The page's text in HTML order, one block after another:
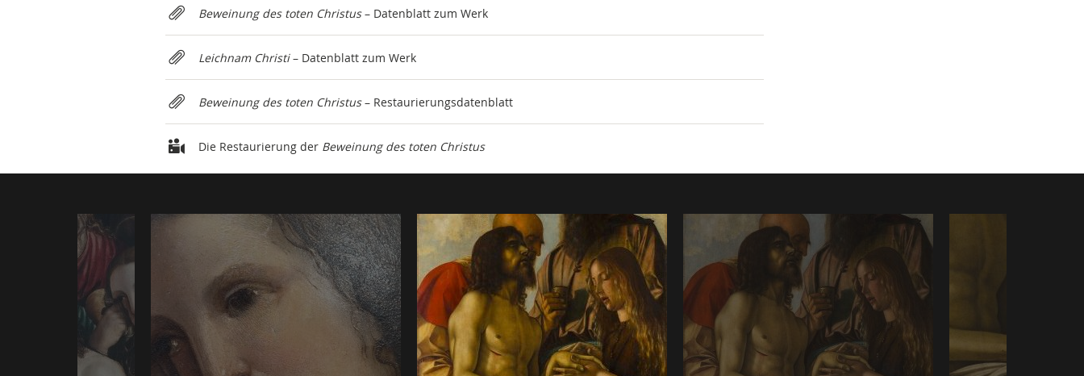
RelatedsBeweinung des toten Christus– Datenblatt zum Werk
Leichnam Christi– Datenblatt zum Werk
Beweinung des toten Christus– Restaurierungsdatenblatt
Die Restaurierung der Beweinung des toten Christus